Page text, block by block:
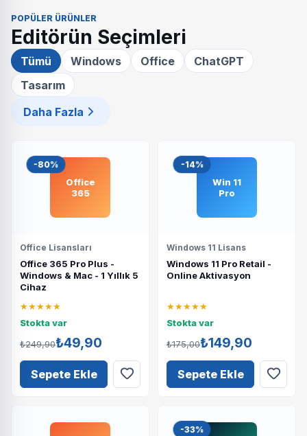
POPÜLER ÜRÜNLER
Editörün Seçimleri
Tümü Windows Office
ChatGPT
Tasarım
Daha Fazla
-80%
Office
365
Office Lisansları
Office 365 Pro Plus -
Windows & Mac - 1 Yıllık 5
Cihaz
★★★★★
Stokta var
₺249,90₺49,90
Sepete Ekle
-14%
Win 11
Pro
Windows 11 Lisans
Windows 11 Pro Retail -
Online Aktivasyon
★★★★★
Stokta var
₺175,00₺149,90
Sepete Ekle
-33%